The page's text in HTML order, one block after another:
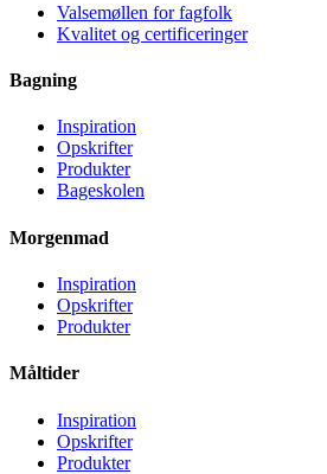
Valsemøllen for fagfolk
Kvalitet og certificeringer
Bagning
Inspiration
Opskrifter
Produkter
Bageskolen
Morgenmad
Inspiration
Opskrifter
Produkter
Måltider
Inspiration
Opskrifter
Produkter